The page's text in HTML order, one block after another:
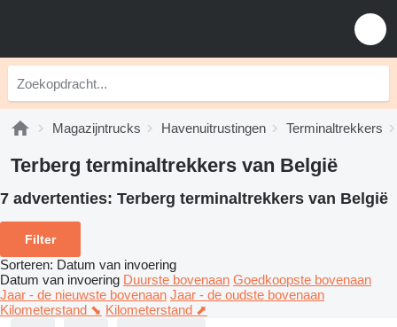
Magazijntrucks Havenuitrustingen Terminaltrekkers
Terberg terminaltrekkers van België
7 advertenties: Terberg terminaltrekkers van België
Filter
Sorteren: Datum van invoering
Datum van invoering Duurste bovenaan Goedkoopste bovenaan
Jaar - de nieuwste bovenaan Jaar - de oudste bovenaan
Kilometerstand ⬊ Kilometerstand ⬈